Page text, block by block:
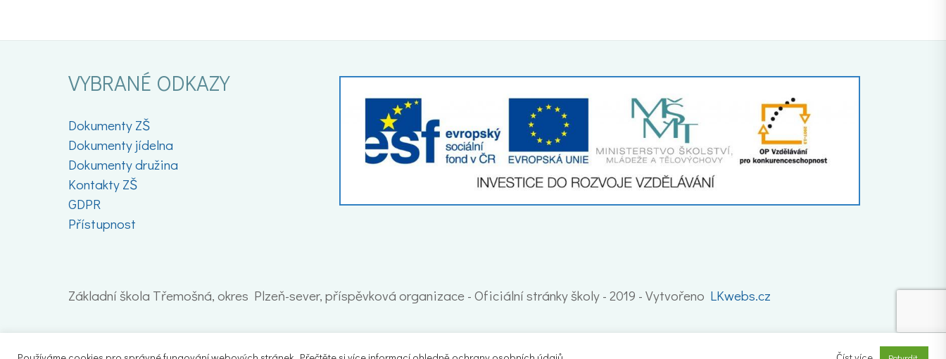
VYBRANÉ ODKAZY
Dokumenty ZŠ
Dokumenty jídelna
Dokumenty družina
Kontakty ZŠ
GDPR
Přístupnost
Základní škola Třemošná, okres Plzeň-sever, příspěvková organizace - Oficiální stránky školy - 2019 - Vytvořeno LKwebs.cz